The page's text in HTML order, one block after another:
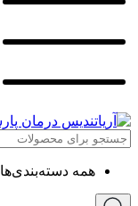
همه دسته‌بندی‌ها